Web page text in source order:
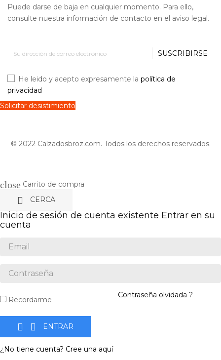
Puede darse de baja en cualquier momento. Para ello,
consulte nuestra información de contacto en el aviso legal.
SUSCRIBIRSE
He leido y acepto expresamente la política de
privacidad
Solicitar desistimiento
© 2022 Calzadosbroz.com. Todos los derechos reservados.
close Carrito de compra
 CERCA
Inicio de sesión de cuenta existente Entrar en su
cuenta
Recordarme
Contraseña olvidada ?
  ENTRAR
¿No tiene cuenta? Cree una aquí